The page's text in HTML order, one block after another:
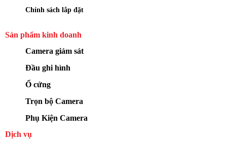
Chính sách lắp đặt
Sản phẩm kinh doanh
Camera giám sát
Đầu ghi hình
Ổ cứng
Trọn bộ Camera
Phụ Kiện Camera
Dịch vụ